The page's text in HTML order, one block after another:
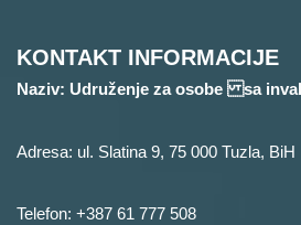
KONTAKT INFORMACIJE
Naziv: Udruženje za osobe sa
Adresa: ul. Slatina 9, 75 000 Tuzla, BiH
Telefon: +387 61 777 508